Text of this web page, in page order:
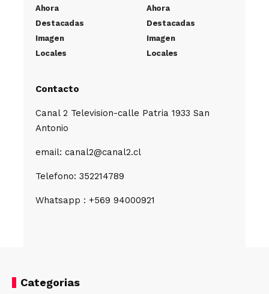
Ahora
Destacadas
Imagen
Locales
Ahora
Destacadas
Imagen
Locales
Contacto
Canal 2 Television-calle Patria 1933 San
Antonio
email: canal2@canal2.cl
Telefono: 352214789
Whatsapp : +569 94000921
Categorias